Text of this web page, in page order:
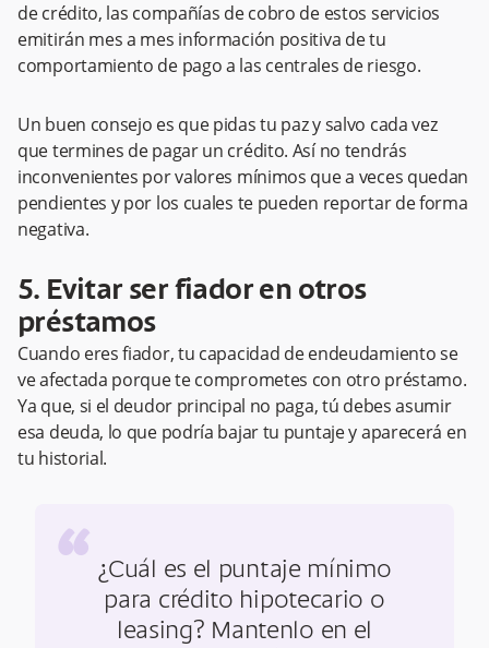
de crédito, las compañías de cobro de estos servicios
emitirán mes a mes información positiva de tu
comportamiento de pago a las centrales de riesgo. ​​​
Un buen consejo es que pidas tu paz y salvo cada vez
que termines de pagar un crédito. Así no tendrás
inconvenientes por valores mínimos que a veces quedan
pendientes y por los cuales te pueden reportar de forma
negativa.
5. Evitar ser fiador en otros
préstamos
Cuando eres fiador, tu capacidad de endeudamiento se
ve afectada porque te comprometes con otro préstamo.
Ya que, si el deudor principal no paga, tú debes asumir
esa deuda, lo que podría bajar tu puntaje y aparecerá en
tu historial.
“ ¿Cuál es el puntaje mínimo
para crédito hipotecario o
leasing? Mantenlo en el